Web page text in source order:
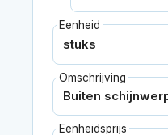
Eenheid
Omschrijving
Eenheidsprijs